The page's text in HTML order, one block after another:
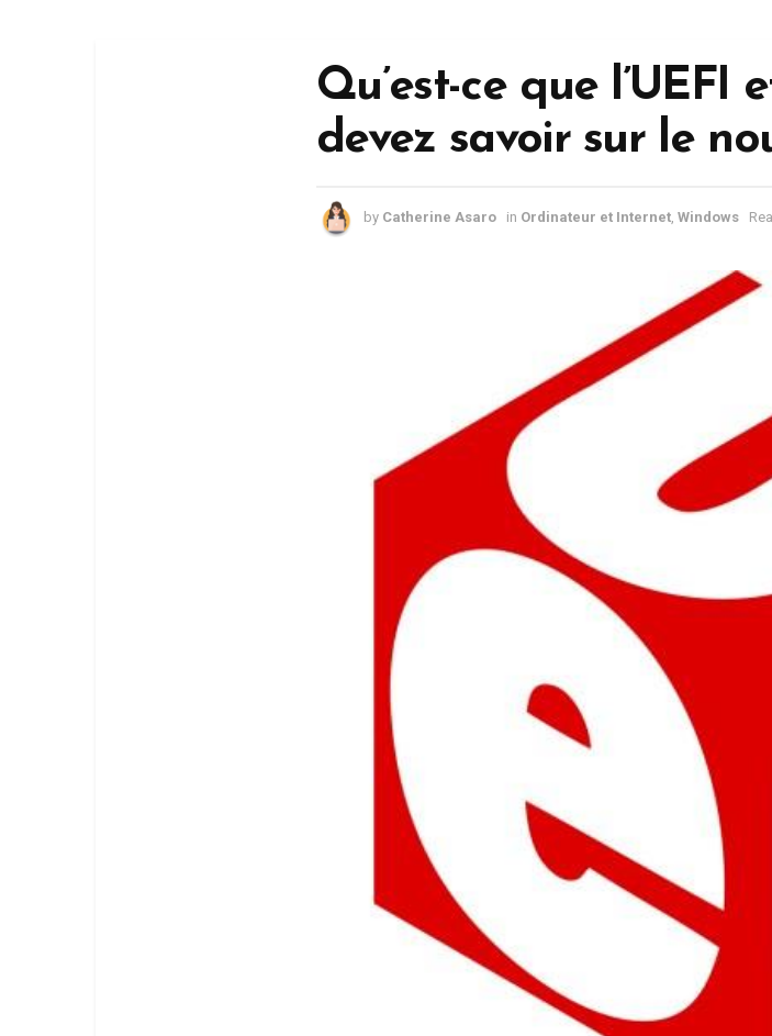
Qu’est-ce que l’UEFI
devez savoir sur le
by Catherine Asaro in Ordinateur et Internet Windows